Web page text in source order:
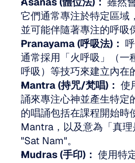
它們通常專注於特定區域
並可能伴隨著專注的呼吸
Pranayama (呼吸法)：
通常採用「火呼吸」（一
呼吸）等技巧來建立內在
Mantra (持咒/梵唱)： 使
誦來專注心神並產生特定
的唱誦包括在課程開始時
Mantra，以及意為「真
"Sat Nam"。
Mudras (手印)： 使用特